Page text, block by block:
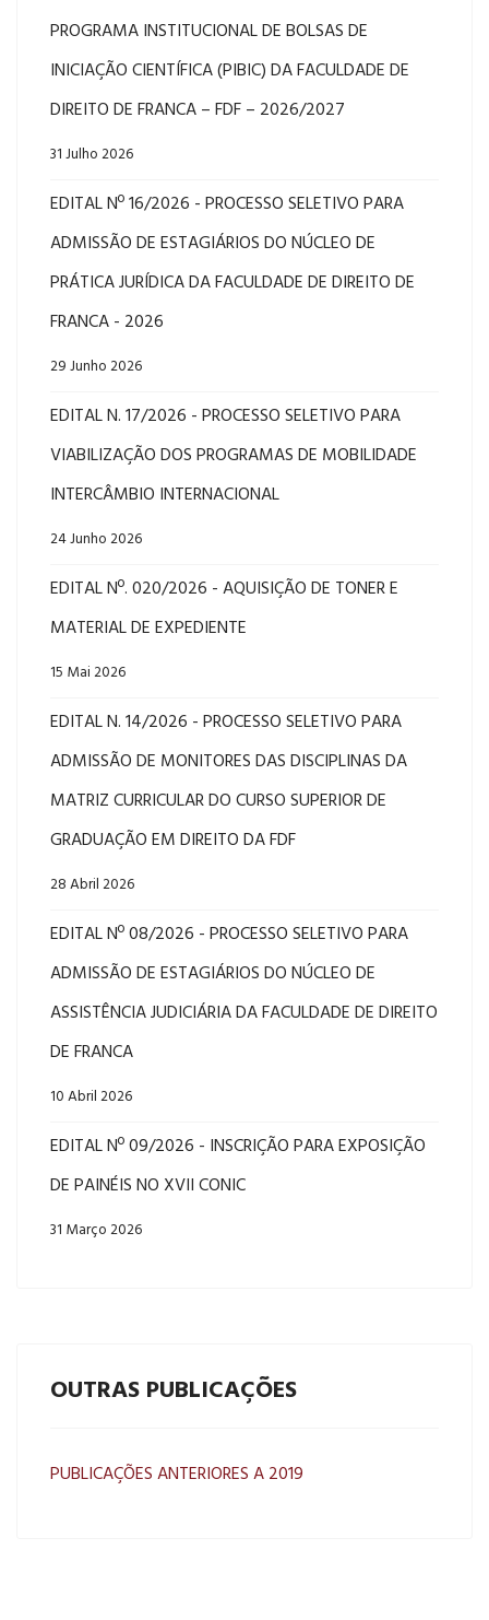
PROGRAMA INSTITUCIONAL DE BOLSAS DE
INICIAÇÃO CIENTÍFICA (PIBIC) DA FACULDADE DE
DIREITO DE FRANCA – FDF – 2026/2027
31 Julho 2026
EDITAL Nº 16/2026 - PROCESSO SELETIVO PARA
ADMISSÃO DE ESTAGIÁRIOS DO NÚCLEO DE
PRÁTICA JURÍDICA DA FACULDADE DE DIREITO DE
FRANCA - 2026
29 Junho 2026
EDITAL N. 17/2026 - PROCESSO SELETIVO PARA
VIABILIZAÇÃO DOS PROGRAMAS DE MOBILIDADE
INTERCÂMBIO INTERNACIONAL
24 Junho 2026
EDITAL Nº. 020/2026 - AQUISIÇÃO DE TONER E
MATERIAL DE EXPEDIENTE
15 Mai 2026
EDITAL N. 14/2026 - PROCESSO SELETIVO PARA
ADMISSÃO DE MONITORES DAS DISCIPLINAS DA
MATRIZ CURRICULAR DO CURSO SUPERIOR DE
GRADUAÇÃO EM DIREITO DA FDF
28 Abril 2026
EDITAL Nº 08/2026 - PROCESSO SELETIVO PARA
ADMISSÃO DE ESTAGIÁRIOS DO NÚCLEO DE
ASSISTÊNCIA JUDICIÁRIA DA FACULDADE DE DIREITO
DE FRANCA
10 Abril 2026
EDITAL Nº 09/2026 - INSCRIÇÃO PARA EXPOSIÇÃO
DE PAINÉIS NO XVII CONIC
31 Março 2026
OUTRAS PUBLICAÇÕES
PUBLICAÇÕES ANTERIORES A 2019